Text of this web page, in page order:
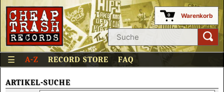
0 Warenkorb
☰ A-Z RECORD STORE FAQ
ARTIKEL-SUCHE